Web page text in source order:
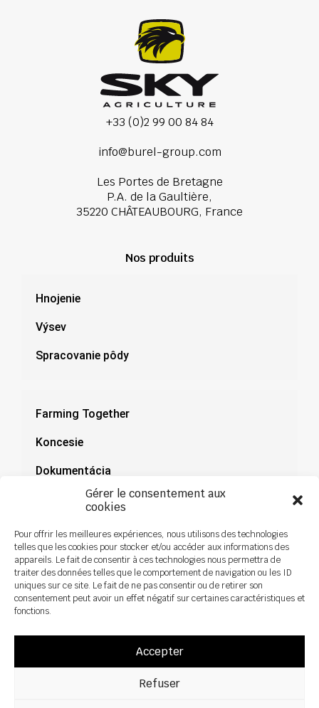
Gérer le consentement aux
cookies
Pour offrir les meilleures expériences, nous utilisons des technologies
telles que les cookies pour stocker et/ou accéder aux informations des
appareils. Le fait de consentir à ces technologies nous permettra de
traiter des données telles que le comportement de navigation ou les ID
uniques sur ce site. Le fait de ne pas consentir ou de retirer son
consentement peut avoir un effet négatif sur certaines caractéristiques et
fonctions.
Accepter
Refuser
+33 (0)2 99 00 84 84
info@burel-group.com
Les Portes de Bretagne
P.A. de la Gaultière,
35220 CHÂTEAUBOURG, France
Nos produits
Hnojenie
Výsev
Spracovanie pôdy
Farming Together
Koncesie
Dokumentácia